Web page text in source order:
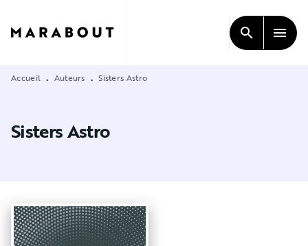
CONTENU
search menu
Accueil • Auteurs • Sisters Astro
Sisters Astro